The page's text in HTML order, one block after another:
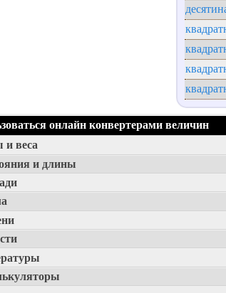
онлайн конвертерами величин
и веса
и длины